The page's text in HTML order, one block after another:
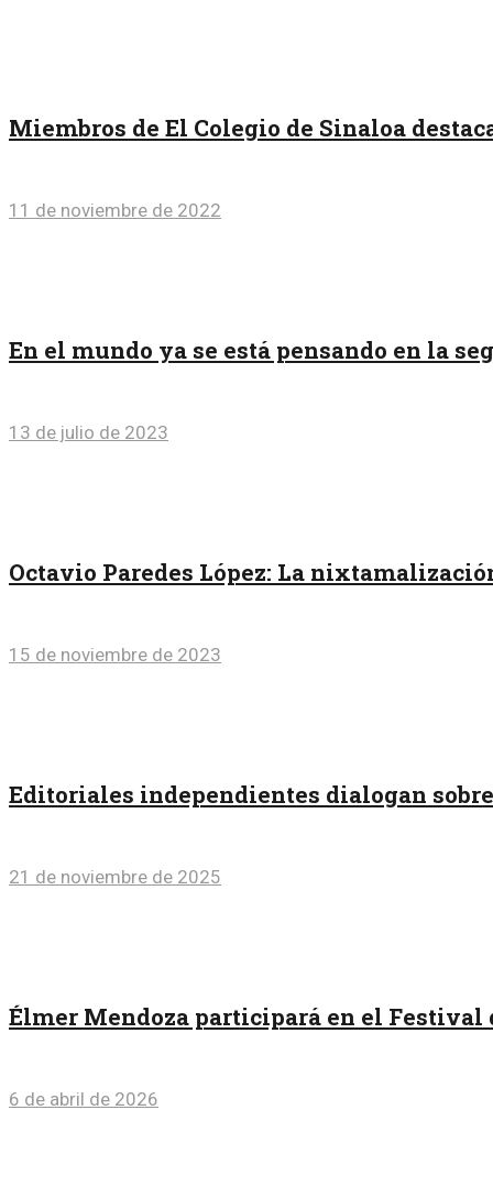
Miembros de El Colegio de Sinaloa
11 de noviembre de 2022
En el mundo ya se está pensando en la
13 de julio de 2023
Octavio Paredes López: La
15 de noviembre de 2023
Editoriales independientes dialogan
21 de noviembre de 2025
Élmer Mendoza participará en el Festival
6 de abril de 2026